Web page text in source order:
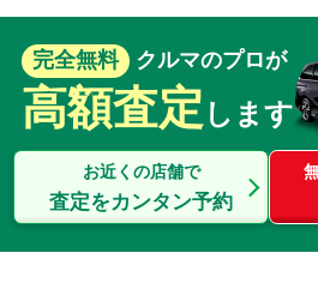
完全無料 クルマのプロが
高額査定 します
お近くの店舗で
査定をカンタン予約